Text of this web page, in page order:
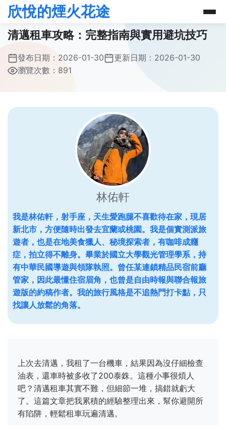
欣悅的煙火花途
清邁租車攻略：完整指南與實用避坑技巧
發布日期： 2026-01-30 更新日期： 2026-01-30
瀏覽次數：891
林佑軒
我是林佑軒，射手座，天生愛跑腿不喜歡待在家，現居
新北市，方便隨時出發去宜蘭或桃園。我是個實測派旅
遊者，也是在地美食獵人、秘境探索者，有咖啡成癮
症，拍立得不離身。畢業於國立大學觀光管理學系，持
有中華民國導遊與領隊執照。曾任某連鎖精品民宿前廳
管家，因此最懂住宿眉角，也曾是自由時報與聯合報旅
遊版的約稿作者。我的旅行風格是不追熱門打卡點，只
找讓人放鬆的角落。
上次去清邁，我租了一台機車，結果因為沒仔細檢查
油表，還車時被多收了200泰銖。這種小事很煩人
吧？清邁租車其實不難，但細節一堆，搞錯就虧大
了。這篇文章把我累積的經驗整理出來，幫你避開所
有陷阱，輕鬆租車玩遍清邁。